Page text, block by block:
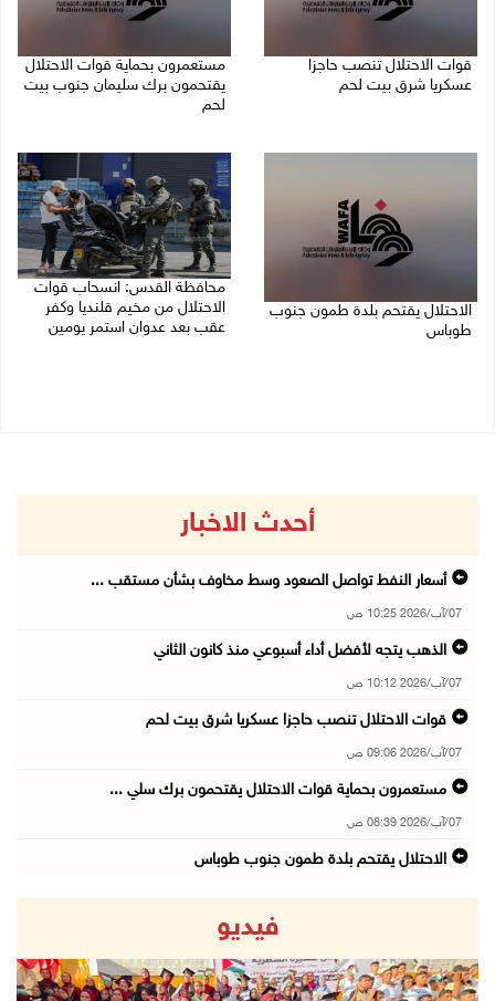
قوات الاحتلال تنصب حاجزا
عسكريا شرق بيت لحم
مستعمرون بحماية قوات الاحتلال
يقتحمون برك سليمان جنوب بيت
لحم
الاحتلال يقتحم بلدة طمون جنوب
طوباس
محافظة القدس: انسحاب قوات
الاحتلال من مخيم قلنديا وكفر
عقب بعد عدوان استمر يومين
أحدث الاخبار
أسعار النفط تواصل الصعود وسط مخاوف بشأن مستقب ...
07/آب/2026 10:25 ص
الذهب يتجه لأفضل أداء أسبوعي منذ كانون الثاني
07/آب/2026 10:12 ص
قوات الاحتلال تنصب حاجزا عسكريا شرق بيت لحم
07/آب/2026 09:06 ص
مستعمرون بحماية قوات الاحتلال يقتحمون برك سلي ...
07/آب/2026 08:39 ص
الاحتلال يقتحم بلدة طمون جنوب طوباس
محافظة القدس: انسحاب قوات الاحتلال من مخيم قل ...
07/آب/2026 08:23 ص
فيديو